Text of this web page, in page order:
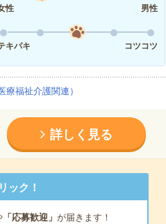
性
男性
キパキ
コツコツ
福祉介護関連）
詳しく見る
ック！
「応募歓迎」 が届きます！